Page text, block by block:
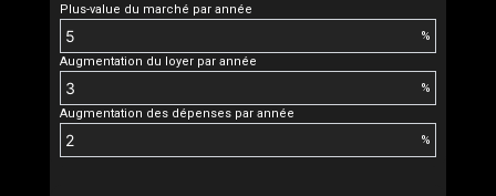
Plus-value du marché par année
%
Augmentation du loyer par année
%
Augmentation des dépenses par année
%